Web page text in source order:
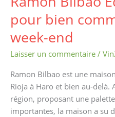
pour bien
week-end
Laisser un commentaire /
Ramon Bilbao est une
Rioja à Haro et bien au-
région, proposant une
importantes, la maison a su
Bilbao
Edicion
Limitada:
bien
commencer
son
week-
end